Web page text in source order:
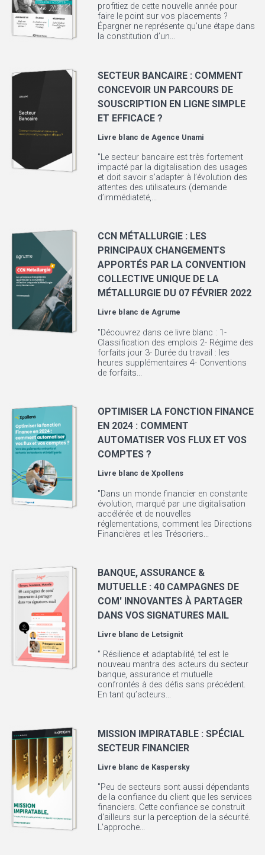
profitiez de cette nouvelle année pour
faire le point sur vos placements ?
Épargner ne représente qu’une étape dans
la constitution d’un...
SECTEUR BANCAIRE : COMMENT
CONCEVOIR UN PARCOURS DE
SOUSCRIPTION EN LIGNE SIMPLE
ET EFFICACE ?
Livre blanc de Agence Unami
"Le secteur bancaire est très fortement
impacté par la digitalisation des usages
et doit savoir s’adapter à l’évolution des
attentes des utilisateurs (demande
d’immédiateté,...
CCN MÉTALLURGIE : LES
PRINCIPAUX CHANGEMENTS
APPORTÉS PAR LA CONVENTION
COLLECTIVE UNIQUE DE LA
MÉTALLURGIE DU 07 FÉVRIER 2022
Livre blanc deAgrume
"Découvrez dans ce livre blanc : 1-
Classification des emplois 2- Régime des
forfaits jour 3- Durée du travail : les
heures supplémentaires 4- Conventions
de forfaits...
OPTIMISER LA FONCTION FINANCE
EN 2024 : COMMENT
AUTOMATISER VOS FLUX ET VOS
COMPTES ?
Livre blanc deXpollens
"Dans un monde financier en constante
évolution, marqué par une digitalisation
accélérée et de nouvelles
réglementations, comment les Directions
Financières et les Trésoriers...
BANQUE, ASSURANCE &
MUTUELLE : 40 CAMPAGNES DE
COM' INNOVANTES À PARTAGER
DANS VOS SIGNATURES MAIL
Livre blanc de Letsignit
" Résilience et adaptabilité, tel est le
nouveau mantra des acteurs du secteur
banque, assurance et mutuelle
confrontés à des défis sans précédent.
En tant qu’acteurs...
MISSION IMPIRATABLE : SPÉCIAL
SECTEUR FINANCIER
Livre blanc de Kaspersky
"Peu de secteurs sont aussi dépendants
de la confiance du client que les services
financiers. Cette confiance se construit
d'ailleurs sur la perception de la sécurité.
L'approche...